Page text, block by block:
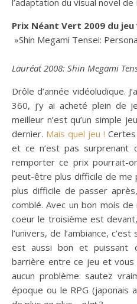
l’adaptation du visual novel de
Prix Néant Vert 2009 du
»Shin Megami Tensei: Persona
Lauréat 2008: Shin Megami
Drôle d’année vidéoludique.
360, j’y ai acheté plein de
meilleur n’est qu’un simple
dernier. Mais quel jeu !
et ce n’est pas surprenant
remporter ce prix pourrait-
peut-être plus difficile de me
plus difficile de passer
comblé. Avec un bon mois de
coeur le troisième est
l’univers, de l’ambiance,
est aussi bon et puissant
barrière entre ce jeu et vous
aucun problème: sautez
époque ou le RPG (japonais